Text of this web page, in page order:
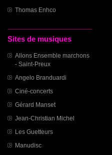
Thomas Enhco
Sites de musiques
Allons Ensemble marchons
- Saint-Preux
Angelo Branduardi
Ciné-concerts
Gérard Manset
Jean-Christian Michel
Les Guetteurs
Manudisc